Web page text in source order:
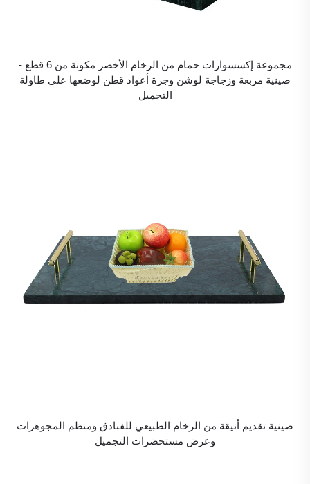
مجموعة إكسسوارات حمام من الرخام الأخضر مكونة من 6 قطع -
صينية مربعة وزجاجة لوشن وجرة أعواد قطن لوضعها على طاولة
التجميل
صينية تقديم أنيقة من الرخام الطبيعي للفنادق ومنظم المجوهرات
وعرض مستحضرات التجميل